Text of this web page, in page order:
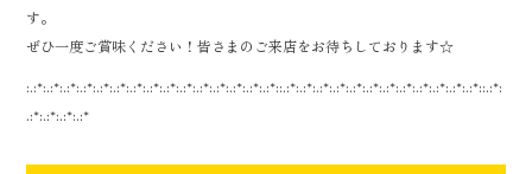
す。
ぜひ一度ご賞味ください！皆さまのご来店をお待ちしております☆
:.:*:.:*:.:*:.:*:.:*:.:*:.:*:.:*:.:*:.:*:.:*:.:*:.:*:.:*:.:*::.:*:.:*:.:*:.:*:.:*:.:*:.:*:.:*:.:*:.:*:.:*:.:*::.:*:
.:*:.:*:.:*:.:*